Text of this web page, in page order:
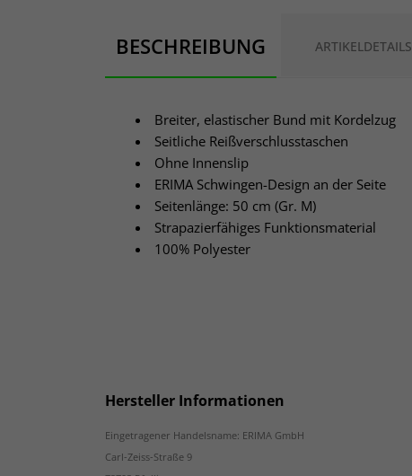
BESCHREIBUNG ARTIKELDETAILS
Breiter, elastischer Bund mit Kordelzug
Seitliche Reißverschlusstaschen
Ohne Innenslip
ERIMA Schwingen-Design an der Seite
Seitenlänge: 50 cm (Gr. M)
Strapazierfähiges Funktionsmaterial
100% Polyester
Hersteller Informationen
Eingetragener Handelsname: ERIMA GmbH
Carl-Zeiss-Straße 9